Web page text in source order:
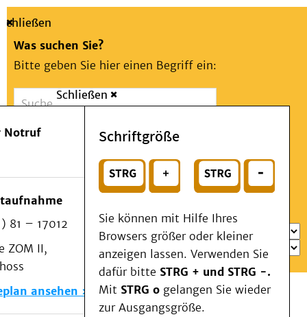
Suche
Schließen
Was suchen Sie?
Bitte geben Sie hier einen Begriff ein:
Suchen
oder
Wählen Sie ein Thema für Ihren Schnelleinstieg
Notfall
Schließen
Notruf
81 – 17012
ZOM II,
ansehen
Schriftgröße
Sie können mit Hilfe Ihres
Browsers größer oder kleiner
anzeigen lassen. Verwenden Sie
dafür bitte STRG + und STRG -.
Mit STRG o gelangen Sie wieder
zur Ausgangsgröße.
Menü
Patienten & Besucher
Kliniken/Institute/Zentren
Als Patient am UKD
Beratung und Unterstützung
Veranstaltungen
Kommunikation im Medizinwesen (KIM)
Notfall
Forschung & Lehre